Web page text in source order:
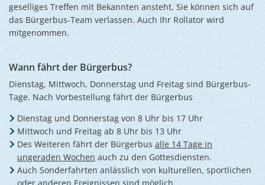
geselliges Treffen mit Bekannten ansteht, Sie können sich auf
das Bürgerbus-Team verlassen. Auch Ihr Rollator wird
mitgenommen.
Wann fährt der Bürgerbus?
Dienstag, Mittwoch, Donnerstag und Freitag sind Bürgerbus-
Tage. Nach Vorbestellung fährt der Bürgerbus
Dienstag und Donnerstag von 8 Uhr bis 17 Uhr
Mittwoch und Freitag ab 8 Uhr bis 13 Uhr
Des Weiteren fährt der Bürgerbus alle 14 Tage in
ungeraden Wochen auch zu den Gottesdiensten.
Auch Sonderfahrten anlässlich von kulturellen, sportlichen